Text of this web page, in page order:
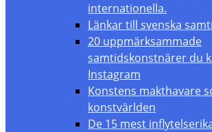
internationella.
Länkar till svenska
20 uppmärksammade
samtidskonstnärer du
Instagram
Konstens makthavare
konstvärlden
De 15 mest